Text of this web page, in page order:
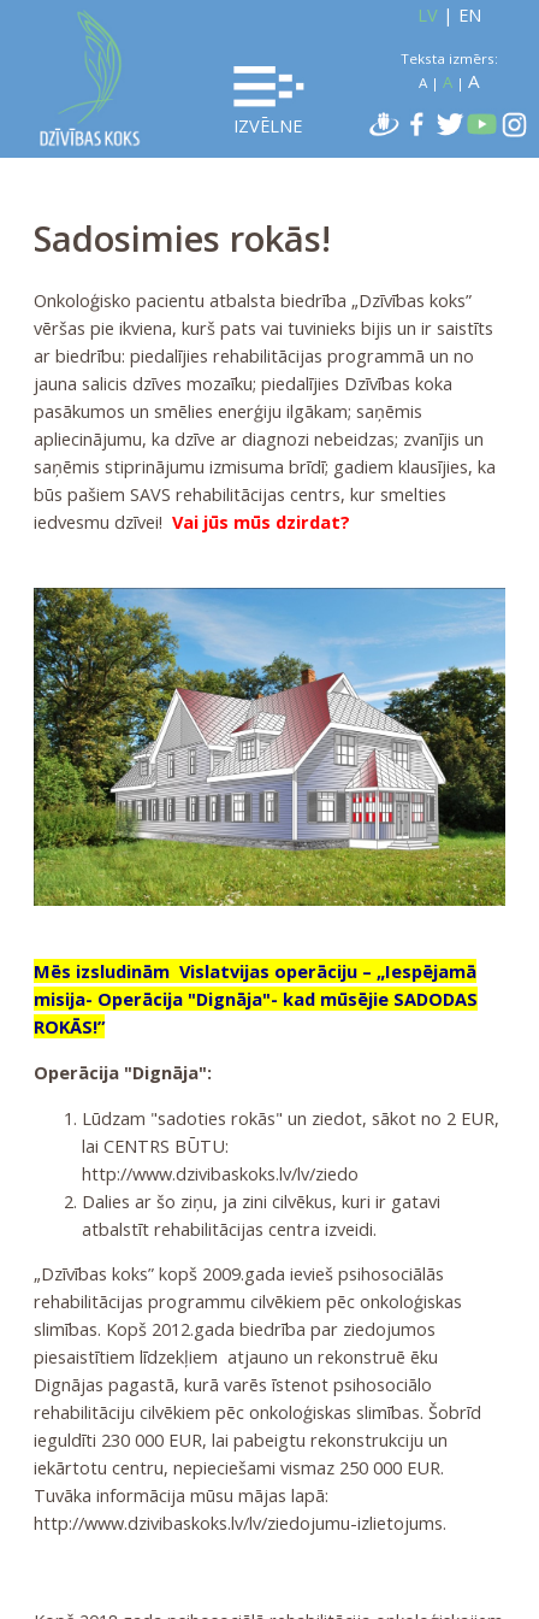
IZVĒLNE
LV| EN
Teksta izmērs:
A| A| A
Sadosimies rokās!
Onkoloģisko pacientu atbalsta biedrība „Dzīvības koks”
vēršas pie ikviena, kurš pats vai tuvinieks bijis un ir saistīts
ar biedrību: piedalījies rehabilitācijas programmā un no
jauna salicis dzīves mozaīku; piedalījies Dzīvības koka
pasākumos un smēlies enerģiju ilgākam; saņēmis
apliecinājumu, ka dzīve ar diagnozi nebeidzas; zvanījis un
saņēmis stiprinājumu izmisuma brīdī; gadiem klausījies, ka
būs pašiem SAVS rehabilitācijas centrs, kur smelties
iedvesmu dzīvei! Vai jūs mūs dzirdat?
Mēs izsludinām Vislatvijas operāciju – „Iespējamā
misija- Operācija "Dignāja"- kad mūsējie SADODAS
ROKĀS!”
Operācija "Dignāja":
Lūdzam "sadoties rokās" un ziedot, sākot no 2 EUR,
lai CENTRS BŪTU:
http://www.dzivibaskoks.lv/lv/ziedo
Dalies ar šo ziņu, ja zini cilvēkus, kuri ir gatavi
atbalstīt rehabilitācijas centra izveidi.
„Dzīvības koks” kopš 2009.gada ievieš psihosociālās
rehabilitācijas programmu cilvēkiem pēc onkoloģiskas
slimības. Kopš 2012.gada biedrība par ziedojumos
piesaistītiem līdzekļiem atjauno un rekonstruē ēku
Dignājas pagastā, kurā varēs īstenot psihosociālo
rehabilitāciju cilvēkiem pēc onkoloģiskas slimības. Šobrīd
ieguldīti 230 000 EUR, lai pabeigtu rekonstrukciju un
iekārtotu centru, nepieciešami vismaz 250 000 EUR.
Tuvāka informācija mūsu mājas lapā:
http://www.dzivibaskoks.lv/lv/ziedojumu-izlietojums.